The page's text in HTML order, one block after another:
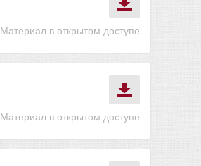
Материал в открытом доступе
Материал в открытом доступе